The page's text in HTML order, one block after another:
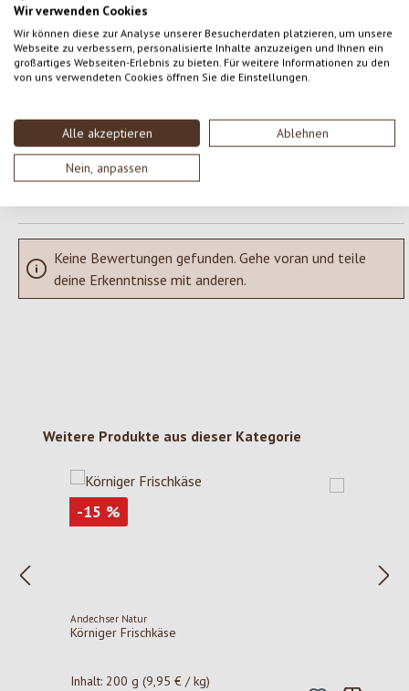
Wir verwenden Cookies
Wir können diese zur Analyse unserer Besucherdaten platzieren, um unsere
Webseite zu verbessern, personalisierte Inhalte anzuzeigen und Ihnen ein
großartiges Webseiten-Erlebnis zu bieten. Für weitere Informationen zu den
von uns verwendeten Cookies öffnen Sie die Einstellungen.
Alle akzeptieren Ablehnen
Nein, anpassen
Durchschnittliche Bewertung von 0 von 5 Sternen
Gib eine Bewertung ab!
Teile deine Erfahrungen mit dem Produkt mit anderen Kunden.
SCHREIBE EINE BEWERTUNG
Bewertungen nur in der aktuellen Sprache anzeigen.
Keine Bewertungen gefunden. Gehe voran und teile
deine Erkenntnisse mit anderen.
Produktgalerie überspringen
Weitere Produkte aus dieser Kategorie
-15 Rabatt
%
Andechser Natur
Körniger Frischkäse
Inhalt:200 g(9,95 € / kg)